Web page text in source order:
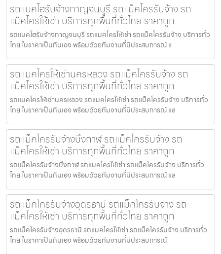
รถแบคโฮรับจ้างกาญจนบุรี รถแม็คโครรับจ้าง รถ
แม็คโครให้เช่า บริการทุกพื้นที่ทั่วไทย ราคาถูก
รถแบคโฮรับจ้างกาญจนบุรี รถแมคโครให้เช่า รถแม็คโครรับจ้าง บริการทั่ว
ไทย ในราคาเป็นกันเอง พร้อมด้วยทีมงานที่มีประสบการณ์ แ
รถแมคโครให้เช่านครหลวง รถแม็คโครรับจ้าง รถ
แม็คโครให้เช่า บริการทุกพื้นที่ทั่วไทย ราคาถูก
รถแมคโครให้เช่านครหลวง รถแมคโครให้เช่า รถแม็คโครรับจ้าง บริการทั่ว
ไทย ในราคาเป็นกันเอง พร้อมด้วยทีมงานที่มีประสบการณ์ แล
รถแม็คโครรับจ้างบึงกาฬ รถแม็คโครรับจ้าง รถ
แม็คโครให้เช่า บริการทุกพื้นที่ทั่วไทย ราคาถูก
รถแม็คโครรับจ้างบึงกาฬ รถแมคโครให้เช่า รถแม็คโครรับจ้าง บริการทั่ว
ไทย ในราคาเป็นกันเอง พร้อมด้วยทีมงานที่มีประสบการณ์ แล
รถแม็คโครรับจ้างอุดรธานี รถแม็คโครรับจ้าง รถ
แม็คโครให้เช่า บริการทุกพื้นที่ทั่วไทย ราคาถูก
รถแม็คโครรับจ้างอุดรธานี รถแมคโครให้เช่า รถแม็คโครรับจ้าง บริการทั่ว
ไทย ในราคาเป็นกันเอง พร้อมด้วยทีมงานที่มีประสบการณ์